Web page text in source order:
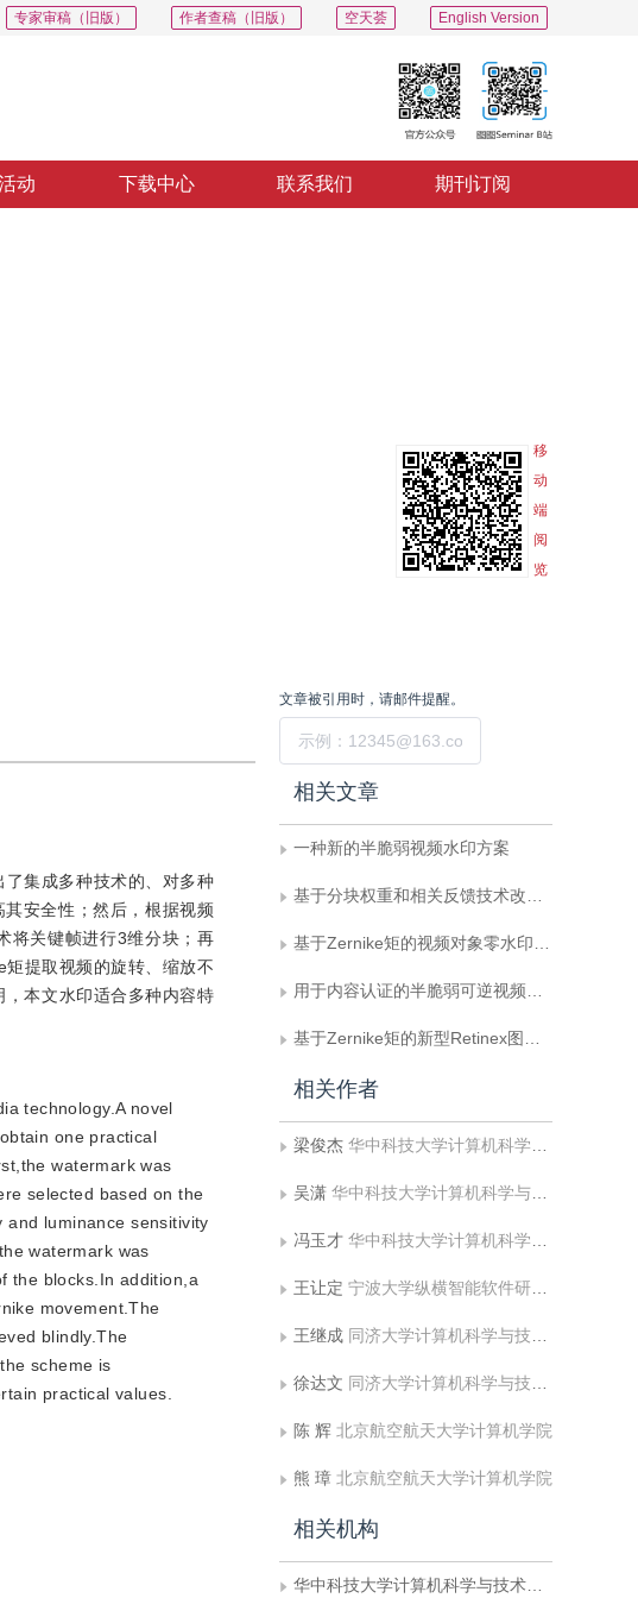
English Version
空天荟
作者查稿（旧版）
专家审稿（旧版）
动 下载中心 联系我们 期刊订阅
移
动
端
阅
览
集成多种技术的、对多种
安全性；然后，根据视频
将关键帧进行3维分块；再
提取视频的旋转、缩放不
本文水印适合多种内容特
technology.A novel
one practical
watermark was
selected based on the
and luminance sensitivity
watermark was
the blocks.In addition,a
movement.The
blindly.The
scheme is
practical values.
文章被引用时，请邮件提醒。
相关文章
一种新的半脆弱视频水印方案
基于分块权重和相关反馈技术改进Zernike矩描述符的执行效率
基于Zernike矩的视频对象零水印算法
用于内容认证的半脆弱可逆视频水印算法
基于Zernike矩的新型Retinex图像增强方法研究
相关作者
梁俊杰 华中科技大学计算机科学与技术学院
吴潇 华中科技大学计算机科学与技术学院
冯玉才 华中科技大学计算机科学与技术学院
王让定 宁波大学纵横智能软件研究所
王继成 同济大学计算机科学与技术系
徐达文 同济大学计算机科学与技术系
陈 辉 北京航空航天大学计算机学院
熊 璋 北京航空航天大学计算机学院
相关机构
华中科技大学计算机科学与技术学院